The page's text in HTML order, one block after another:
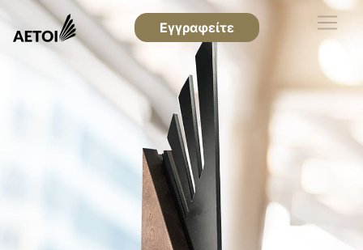
Εγγραφείτε